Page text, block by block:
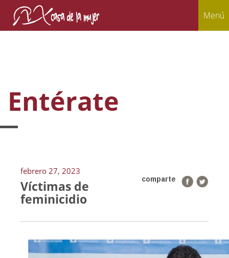
Menú
Entérate
febrero 27, 2023
comparte
Víctimas de
feminicidio